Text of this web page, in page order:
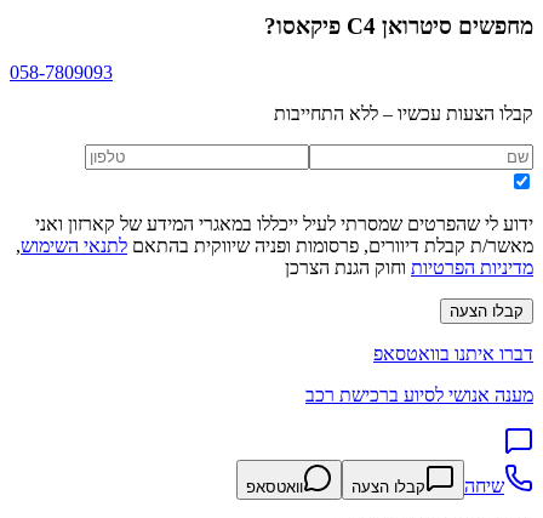
מחפשים סיטרואן C4 פיקאסו ?
058-7809093
קבלו הצעות עכשיו – ללא התחייבות
ידוע לי שהפרטים שמסרתי לעיל ייכללו במאגרי המידע של קארזון ואני
מאשר/ת קבלת דיוורים, פרסומות ופניה שיווקית בהתאם לתנאי השימוש,
מדיניות הפרטיות וחוק הגנת הצרכן
קבלו הצעה
דברו איתנו בוואטסאפ
מענה אנושי לסיוע ברכישת רכב
שיחה קבלו הצעה וואטסאפ